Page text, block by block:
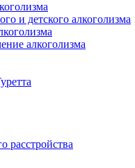
и детского алкоголизма
алкоголизма
расстройства